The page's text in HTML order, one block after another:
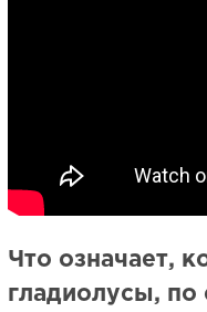
Что означает,
гладиолусы, по